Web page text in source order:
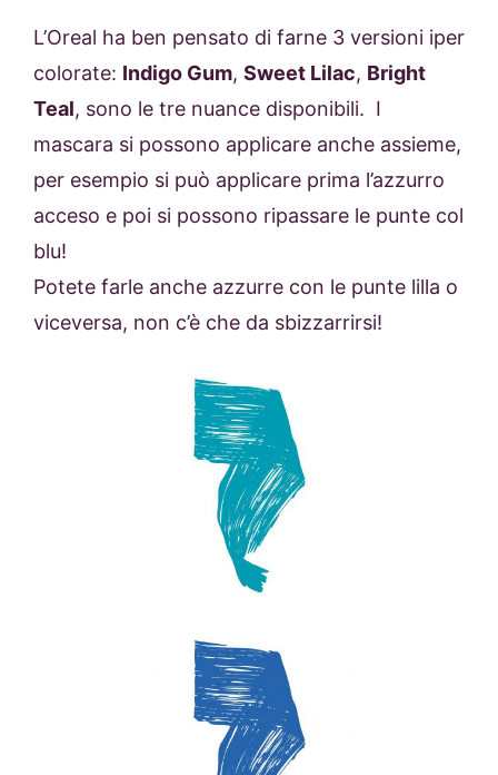
L’Oreal ha ben pensato di farne 3 versioni iper
colorate: Indigo Gum, Sweet Lilac, Bright
Teal, sono le tre nuance disponibili. I
mascara si possono applicare anche assieme,
per esempio si può applicare prima l’azzurro
acceso e poi si possono ripassare le punte col
blu!
Potete farle anche azzurre con le punte lilla o
viceversa, non c’è che da sbizzarrirsi!